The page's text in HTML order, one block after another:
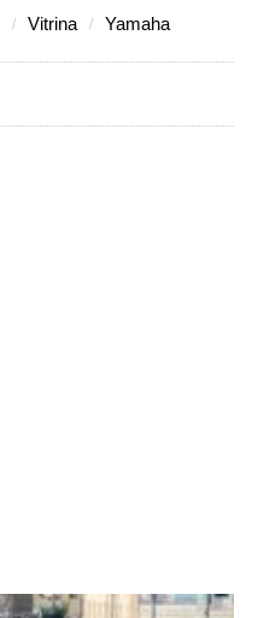
Vitrina Yamaha